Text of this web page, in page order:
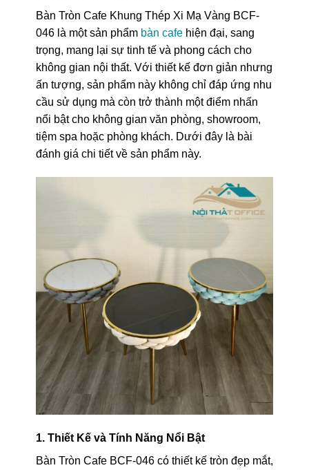
Bàn Tròn Cafe Khung Thép Xi Mạ Vàng BCF-
046 là một sản phẩm bàn cafehiện đại, sang
trọng, mang lại sự tinh tế và phong cách cho
không gian nội thất. Với thiết kế đơn giản nhưng
ấn tượng, sản phẩm này không chỉ đáp ứng nhu
cầu sử dụng mà còn trở thành một điểm nhấn
nổi bật cho không gian văn phòng, showroom,
tiệm spa hoặc phòng khách. Dưới đây là bài
đánh giá chi tiết về sản phẩm này.
1. Thiết Kế và Tính Năng Nổi Bật
Bàn Tròn Cafe BCF-046 có thiết kế tròn đẹp mắt,